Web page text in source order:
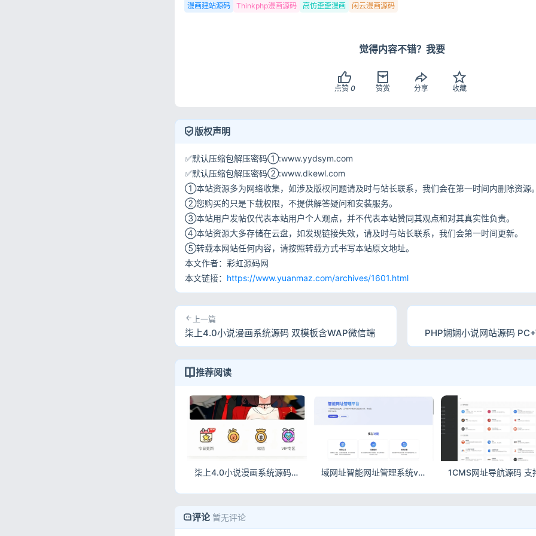
漫画建站源码 Thinkphp漫画源码 高仿歪歪漫画 闲云漫画源码
觉得内容不错？我要
点赞 0 赞赏 分享 收藏
版权声明
✅默认压缩包解压密码①:www.yydsym.com
✅默认压缩包解压密码②:www.dkewl.com
①本站资源多为网络收集，如涉及版权问题请及时与站长联系，我们会在第一时间内删除资源
②您购买的只是下载权限，不提供解答疑问和安装服务。
③本站用户发帖仅代表本站用户个人观点，并不代表本站赞同其观点和对其真实性负责。
④本站资源大多存储在云盘，如发现链接失效，请及时与站长联系，我们会第一时间更新。
⑤转载本网站任何内容，请按照转载方式书写本站原文地址。
本文作者：彩虹源码网
本文链接： https://www.yuanmaz.com/archives/1601.html
上一篇
柒上4.0小说漫画系统源码 双模板含WAP微信端 PHP娴娴小说网站源码
推荐阅读
柒上4.0小说漫画系统源码 双模板含WAP微信端 域网址智能网址管理系统v6.02 防红活码短链导航源码
评论 暂无评论